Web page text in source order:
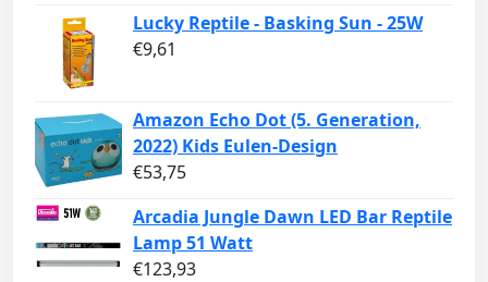
Lucky Reptile - Basking Sun - 25W
€9,61
Amazon Echo Dot (5. Generation,
2022) Kids Eulen-Design
€53,75
Arcadia Jungle Dawn LED Bar Reptile
Lamp 51 Watt
€123,93